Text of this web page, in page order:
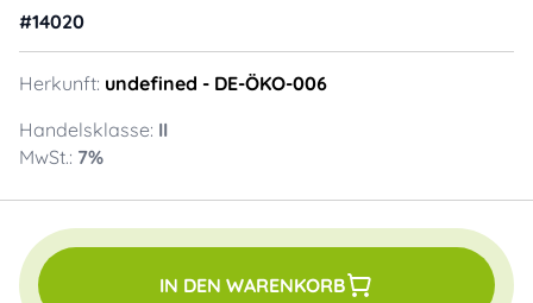
#14020
Herkunft: undefined - DE-ÖKO-006
Handelsklasse: II
MwSt.: 7%
IN DEN WARENKORB